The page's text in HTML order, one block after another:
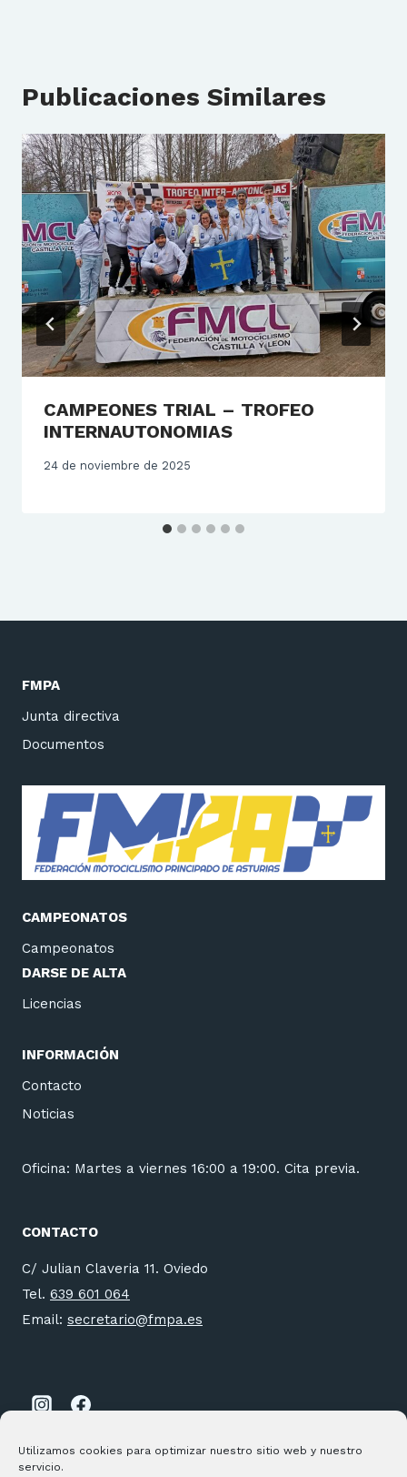
Utilizamos cookies para optimizar nuestro sitio web y nuestro
servicio.
Publicaciones Similares
CAMPEONES TRIAL – TROFEO
INTERNAUTONOMIAS
24 de noviembre de 2025
FMPA
Junta directiva
Documentos
CAMPEONATOS
Campeonatos
DARSE DE ALTA
Licencias
INFORMACIÓN
Contacto
Noticias
Oficina: Martes a viernes 16:00 a 19:00. Cita previa.
CONTACTO
C/ Julian Claveria 11. Oviedo
Tel. 639 601 064
Email: secretario@fmpa.es